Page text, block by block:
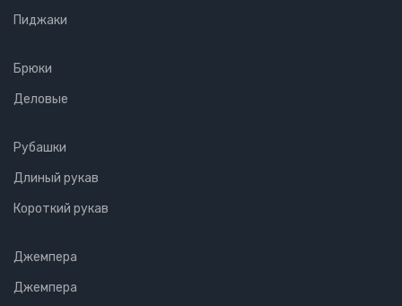
Пиджаки
Брюки
Деловые
Рубашки
Длиный рукав
Короткий рукав
Джемпера
Джемпера